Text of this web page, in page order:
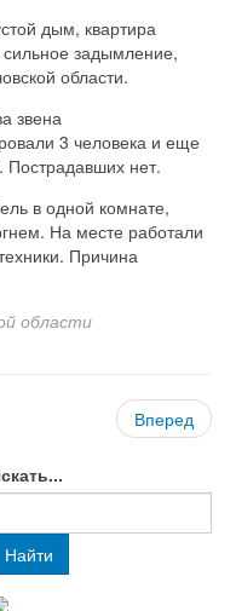
дым, квартира
задымление,
области.
звена
3 человека и еще
Пострадавших нет.
в одной комнате,
На месте работали
Причина
области
Вперед
Найти